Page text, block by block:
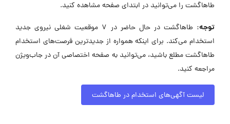
طاهاگشت را می‌توانید در ابتدای صفحه مشاهده کنید.
توجه:
طاهاگشت در حال حاضر در ۷ موقعیت شغلی نیروی جدید
استخدام می‌کند. برای اینکه همواره از جدیدترین فرصت‌های استخدام
طاهاگشت مطلع باشید، می‌توانید به صفحه اختصاصی آن در جاب‌ویژن
مراجعه کنید.
لیست آگهی‌های استخدام در طاهاگشت